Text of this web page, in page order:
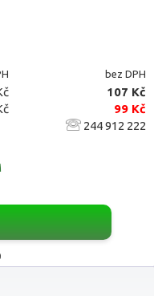
bez DPH
107 Kč
99 Kč
244 912 222